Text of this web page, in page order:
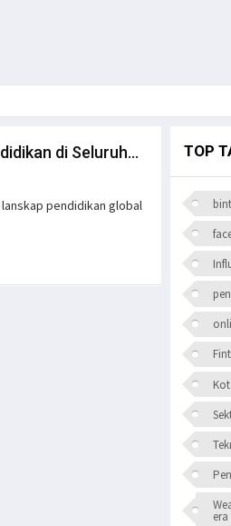
di Seluruh...
pendidikan global
TOP